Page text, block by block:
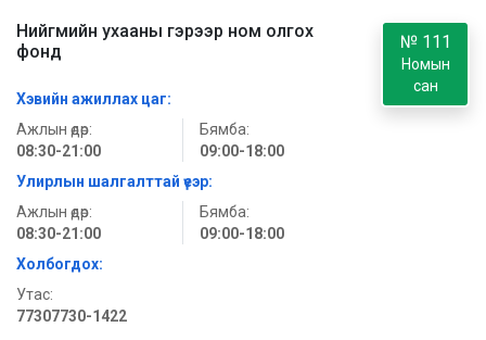
Нийгмийн ухааны гэрээр ном олгох
фонд
Хэвийн ажиллах цаг:
Ажлын өдөр:
08:30-21:00
Бямба:
09:00-18:00
Улирлын шалгалттай үеэр:
Ажлын өдөр:
08:30-21:00
Бямба:
09:00-18:00
Холбогдох:
Утас:
77307730-1422
№ 111
Номын
сан